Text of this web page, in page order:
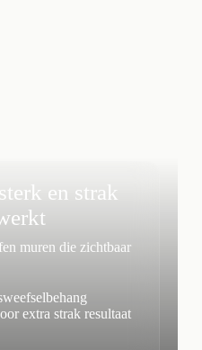
en strak
muren die zichtbaar
extra strak resultaat